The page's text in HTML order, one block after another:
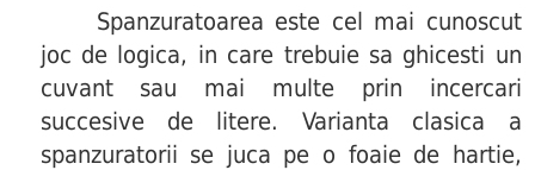
Spanzuratoarea este cel mai cunoscut
joc de logica, in care trebuie sa ghicesti un
cuvant sau mai multe prin incercari
succesive de litere. Varianta clasica a
spanzuratorii se juca pe o foaie de hartie,